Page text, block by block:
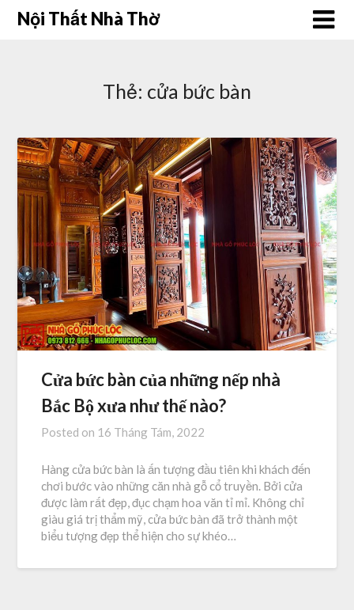
SkipNội Thất Nhà Thờ
Thẻ: cửa bức bàn
Cửa bức bàn của những nếp nhà
Bắc Bộ xưa như thế nào?
Posted on 16 Tháng Tám, 2022
Hàng cửa bức bàn là ấn tượng đầu tiên khi khách đến
chơi bước vào những căn nhà gỗ cổ truyền. Bởi cửa
được làm rất đẹp, đục chạm hoa văn tỉ mỉ. Không chỉ
giàu giá trị thẩm mỹ, cửa bức bàn đã trở thành một
biểu tượng đẹp thể hiện cho sự khéo…